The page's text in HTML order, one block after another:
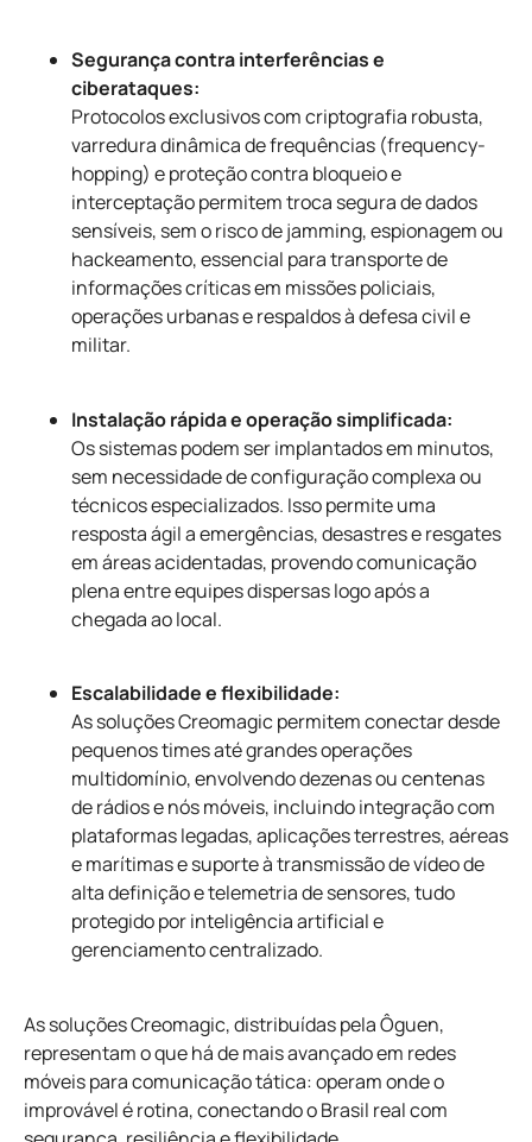
Segurança contra interferências e
ciberataques:
Protocolos exclusivos com criptografia robusta,
varredura dinâmica de frequências (frequency-
hopping) e proteção contra bloqueio e
interceptação permitem troca segura de dados
sensíveis, sem o risco de jamming, espionagem ou
hackeamento, essencial para transporte de
informações críticas em missões policiais,
operações urbanas e respaldos à defesa civil e
militar.
Instalação rápida e operação simplificada:
Os sistemas podem ser implantados em minutos,
sem necessidade de configuração complexa ou
técnicos especializados. Isso permite uma
resposta ágil a emergências, desastres e resgates
em áreas acidentadas, provendo comunicação
plena entre equipes dispersas logo após a
chegada ao local.
Escalabilidade e flexibilidade:
As soluções Creomagic permitem conectar desde
pequenos times até grandes operações
multidomínio, envolvendo dezenas ou centenas
de rádios e nós móveis, incluindo integração com
plataformas legadas, aplicações terrestres, aéreas
e marítimas e suporte à transmissão de vídeo de
alta definição e telemetria de sensores, tudo
protegido por inteligência artificial e
gerenciamento centralizado.
As soluções Creomagic, distribuídas pela Ôguen,
representam o que há de mais avançado em redes
móveis para comunicação tática: operam onde o
improvável é rotina, conectando o Brasil real com